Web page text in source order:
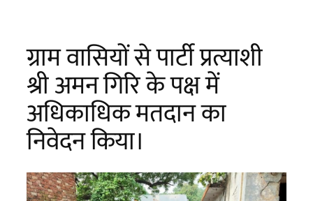
ग्राम वासियों से पार्टी प्रत्याशी
श्री अमन गिरि के पक्ष में
अधिकाधिक मतदान का
निवेदन किया।